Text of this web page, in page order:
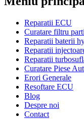
Reparatii ECU
Curatare filtru
Reparatii baterii
Reparatii
Reparatii
Curatare Piese
Erori Generale
Resoftare ECU
Blog
Despre noi
Contact